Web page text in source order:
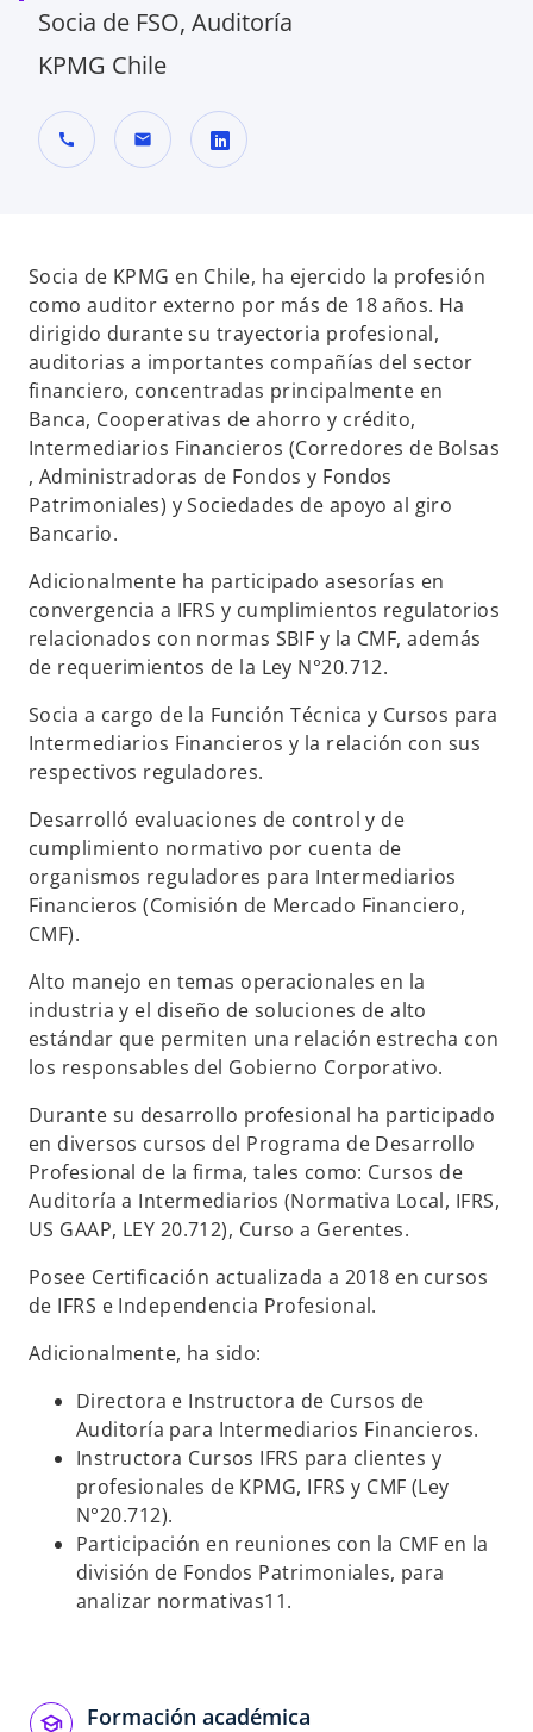
Socia de FSO, Auditoría
KPMG Chile
call mail
b
r
e
e
n
u
n
a
p
t
a
ñ
a
n
a
Socia de KPMG en Chile, ha ejercido la profesión
como auditor externo por más de 18 años. Ha
dirigido durante su trayectoria profesional,
auditorias a importantes compañías del sector
financiero, concentradas principalmente en
Banca, Cooperativas de ahorro y crédito,
Intermediarios Financieros (Corredores de Bolsas
, Administradoras de Fondos y Fondos
Patrimoniales) y Sociedades de apoyo al giro
Bancario.
Adicionalmente ha participado asesorías en
convergencia a IFRS y cumplimientos regulatorios
relacionados con normas SBIF y la CMF, además
de requerimientos de la Ley N°20.712.
Socia a cargo de la Función Técnica y Cursos para
Intermediarios Financieros y la relación con sus
respectivos reguladores.
Desarrolló evaluaciones de control y de
cumplimiento normativo por cuenta de
organismos reguladores para Intermediarios
Financieros (Comisión de Mercado Financiero,
CMF).
Alto manejo en temas operacionales en la
industria y el diseño de soluciones de alto
estándar que permiten una relación estrecha con
los responsables del Gobierno Corporativo.
Durante su desarrollo profesional ha participado
en diversos cursos del Programa de Desarrollo
Profesional de la firma, tales como: Cursos de
Auditoría a Intermediarios (Normativa Local, IFRS,
US GAAP, LEY 20.712), Curso a Gerentes.
Posee Certificación actualizada a 2018 en cursos
de IFRS e Independencia Profesional.
Adicionalmente, ha sido:
Directora e Instructora de Cursos de
Auditoría para Intermediarios Financieros.
Instructora Cursos IFRS para clientes y
profesionales de KPMG, IFRS y CMF (Ley
N°20.712).
Participación en reuniones con la CMF en la
división de Fondos Patrimoniales, para
analizar normativas11.
Formación académica